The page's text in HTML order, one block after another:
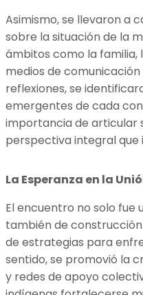
Asimismo, se llevaron a
sobre la situación de la
ámbitos como la familia,
medios de
reflexiones, se
emergentes de cada
importancia de articular
perspectiva integral que
La Esperanza en la
El encuentro no solo fue
también de
de estrategias para
sentido, se promovió la
y redes de apoyo